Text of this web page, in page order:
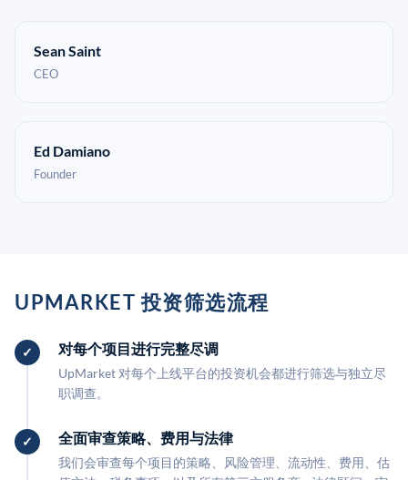
Sean Saint
CEO
Ed Damiano
Founder
UPMARKET 投资筛选流程
对每个项目进行完整尽调
UpMarket 对每个上线平台的投资机会都进行筛选与独立尽
职调查。
全面审查策略、费用与法律
我们会审查每个项目的策略、风险管理、流动性、费用、估